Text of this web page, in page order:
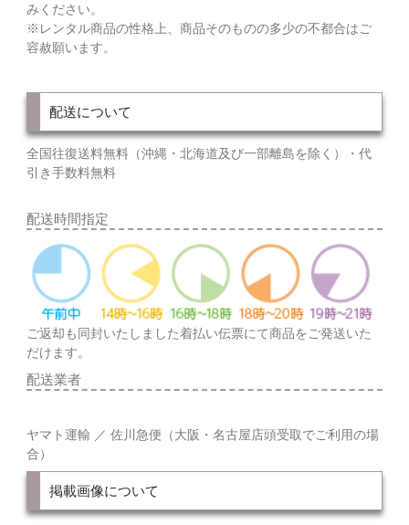
みください。
※レンタル商品の性格上、商品そのものの多少の不都合はご
容赦願います。
配送について
全国往復送料無料（沖縄・北海道及び一部離島を除く）・代
引き手数料無料
配送時間指定
ご返却も同封いたしました着払い伝票にて商品をご発送いた
だけます。
配送業者
ヤマト運輸 ／ 佐川急便（大阪・名古屋店頭受取でご利用の場
合）
掲載画像について